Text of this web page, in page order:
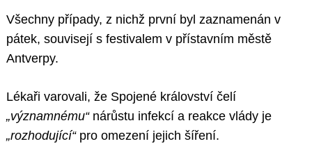
Všechny případy, z nichž první byl zaznamenán v
pátek, souvisejí s festivalem v přístavním městě
Antverpy.
Lékaři varovali, že Spojené království čelí
„významnému“ nárůstu infekcí a reakce vlády je
„rozhodující“ pro omezení jejich šíření.